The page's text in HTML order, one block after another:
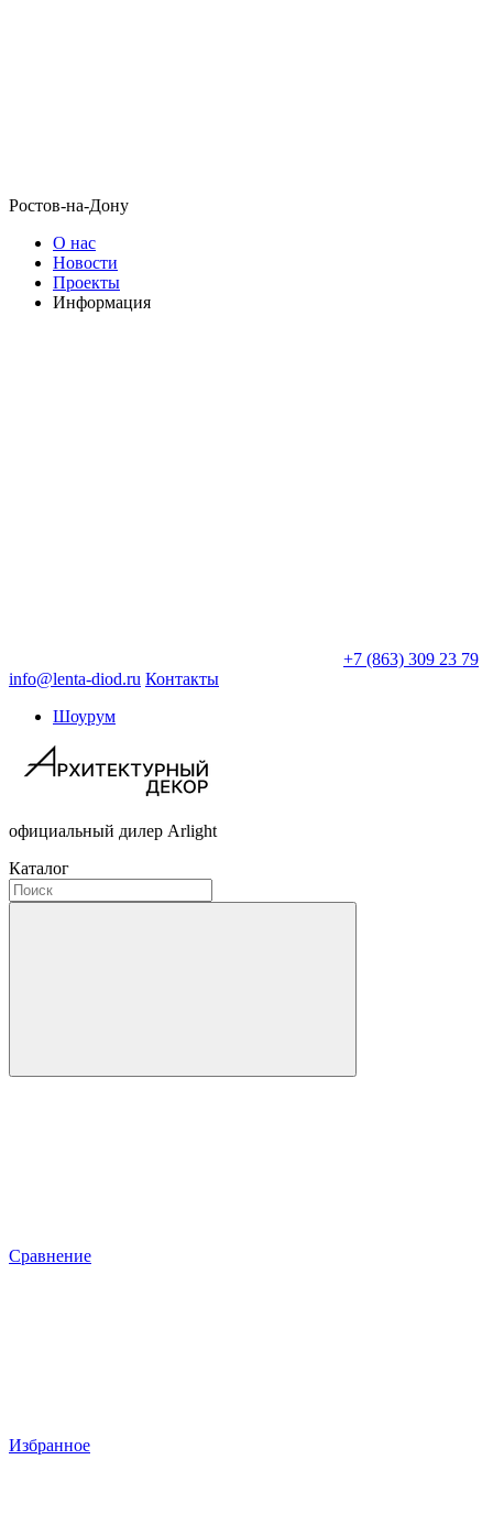
Ростов-на-Дону
О нас
Новости
Проекты
Информация
+7 (863) 309 23 79
info@lenta-diod.ru Контакты
Шоурум
официальный дилер Arlight
Каталог
Сравнение
Избранное